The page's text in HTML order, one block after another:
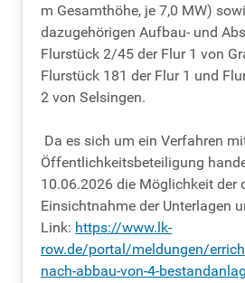
m Gesamthöhe, je 7,0 MW)
dazugehörigen Aufbau- und
Flurstück 2/45 der Flur 1 von
Flurstück 181 der Flur 1 und
2 von Selsingen.
Da es sich um ein Verfahren
Öffentlichkeitsbeteiligung
10.06.2026 die Möglichkeit der
Einsichtnahme der Unterlagen
Link: https://www.lk-
row.de/portal/meldungen/
nach-abbau-von-4-